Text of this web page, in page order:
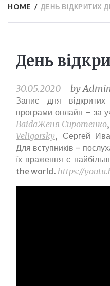
HOME / ДЕНЬ ВІДКРИТИХ
День
30.05.2020 by
Запис дня
програми онлайн – за
BaidaЖеня Сиротенко
Veligorsky, Сергей
Для вступників –
їх враження є
the world. https://